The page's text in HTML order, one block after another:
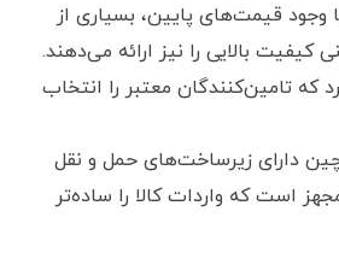
قیمت‌های پایین، بسیاری از
کیفیت بالایی را نیز ارائه می‌دهند.
که تامین‌کنندگان معتبر را انتخاب
دارای زیرساخت‌های حمل و نقل
است که واردات کالا را ساده‌تر